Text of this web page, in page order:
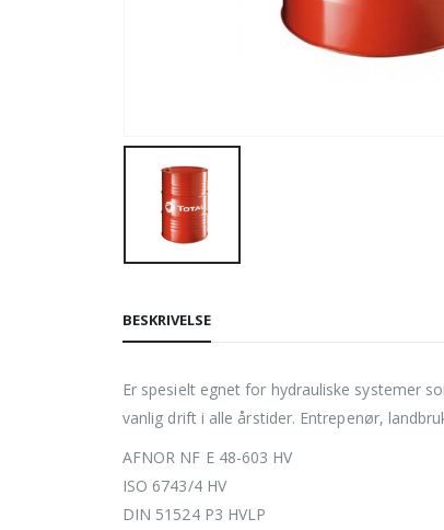
BESKRIVELSE
Er spesielt egnet for hydrauliske systemer
vanlig drift i alle årstider. Entrepenør,
AFNOR NF E 48-603 HV
ISO 6743/4 HV
DIN 51524 P3 HVLP